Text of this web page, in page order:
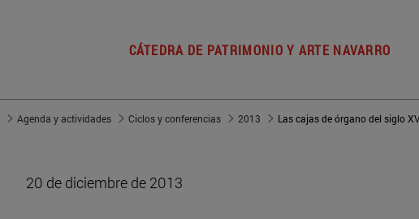
CÁTEDRA DE PATRIMONIO Y ARTE NAVARRO
Agenda y actividades Ciclos y conferencias 2013
20 de diciembre de 2013